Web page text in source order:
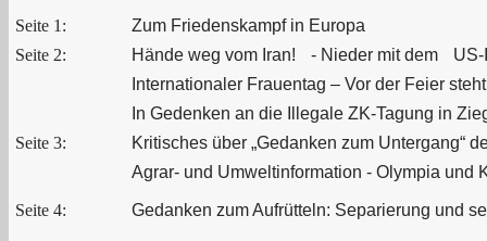
Seite 1:
Zum Friedenskampf in Europa
Seite 2:
Hände weg vom Iran! - Nieder mit dem US-
Internationaler Frauentag – Vor der Feier
In Gedenken an die Illegale ZK‑Tagung in
Seite 3:
Kritisches über „Gedanken zum Untergang“
Agrar- und Umweltinformation - Olympia und
Seite 4: Gedanken zum Aufrütteln: Separierung und